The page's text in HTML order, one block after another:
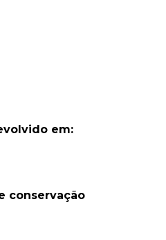
em:
conservação